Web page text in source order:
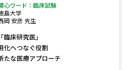
心ワード：臨床試験
島大学
岡 安彦 先生
床研究医」
化へつなぐ役割
たな医療アプローチ